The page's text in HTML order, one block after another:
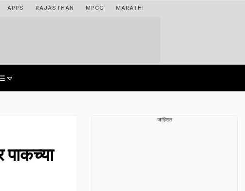
APPS RAJASTHAN MPCG MARATHI
पाकच्या
जाहिरात